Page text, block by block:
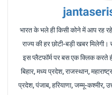
भारत के भले ही किसी कोने में आप रह
राज्य की हर छोटी-बड़ी खबर
इस प्लैटफॉर्म पर बस एक क्लिक करते
बिहार, मध्य प्रदेश, राजस्थान,
प्रदेश, पंजाब, हरियाणा, जम्मू-कश्मीर,